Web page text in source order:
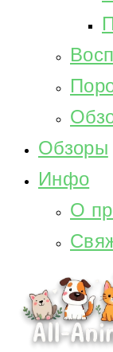
Обзоры
Инфо
О